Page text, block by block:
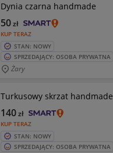
Dynia czarna handmade
KUP TERAZ
50zł
STAN: NOWY
SPRZEDAJĄCY: OSOBA PRYWATNA
Żary
Turkusowy skrzat handmade
KUP TERAZ
140zł
STAN: NOWY
SPRZEDAJĄCY: OSOBA PRYWATNA